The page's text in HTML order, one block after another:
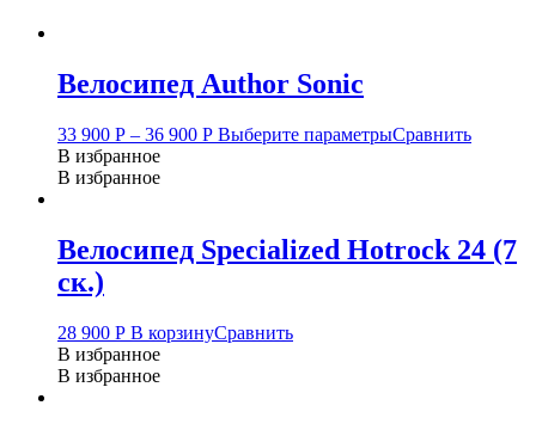
Велосипед Author Sonic
33 900 Р – 36 900 Р Выберите параметрыСравнить
В избранное
В избранное
Велосипед Specialized Hotrock 24 (7
ск.)
28 900 Р В корзинуСравнить
В избранное
В избранное